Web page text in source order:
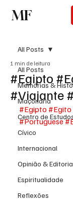
MF
All Posts
Memórias &
Maçonaria
Centro de
Cívico
Internacional
Opinião &
Espiritualidade
Reflexões
All Posts
#Egipto
#Viajante
1 min de leitura
#Egipto #Egito
#Portuguese